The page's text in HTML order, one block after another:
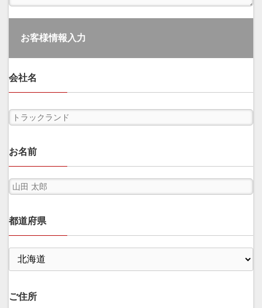
お客様情報入力
会社名
お名前
都道府県
ご住所